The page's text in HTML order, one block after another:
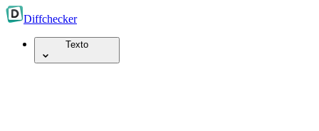
Diffchecker
Texto